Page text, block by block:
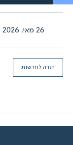
26 מאי, 2026
חזרה לחדשות